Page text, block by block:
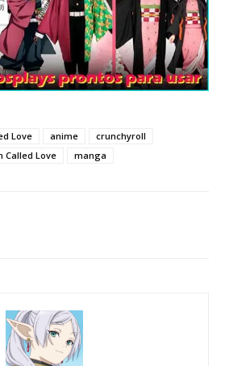
Love anime
crunchyroll
Called Love
manga